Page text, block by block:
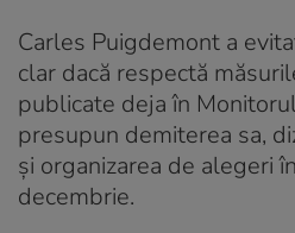
Carles Puigdemont a
clar dacă respectă
publicate deja în
presupun demiterea sa,
și organizarea de alegeri
decembrie.